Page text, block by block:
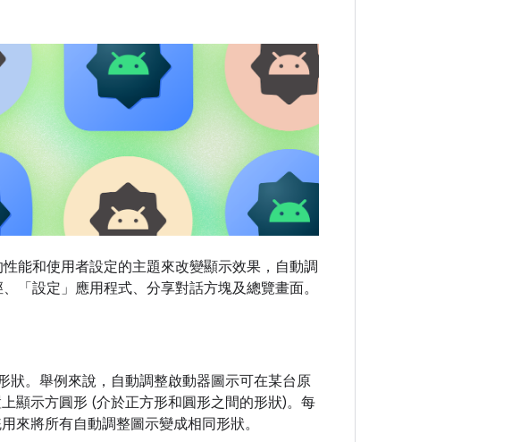
能和使用者設定的主題來改變顯示效果，自動調
「設定」應用程式、分享對話方塊及總覽畫面。
狀。舉例來說，自動調整啟動器圖示可在某台原
顯示方圓形 (介於正方形和圓形之間的形狀)。每
來將所有自動調整圖示變成相同形狀。